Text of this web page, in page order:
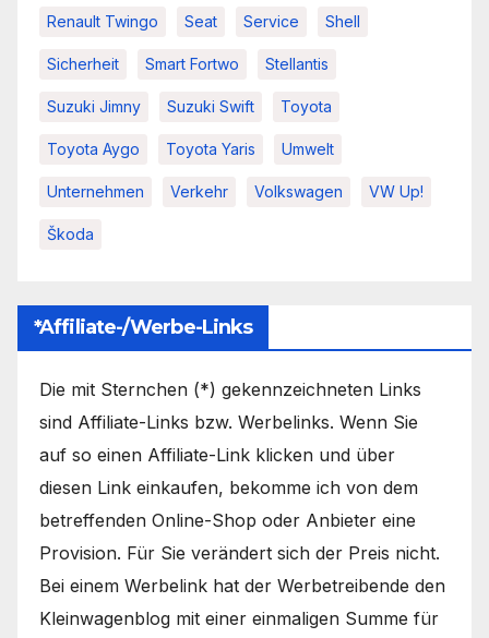
Renault Twingo Seat Service Shell
Sicherheit Smart Fortwo Stellantis
Suzuki Jimny Suzuki Swift Toyota
Toyota Aygo Toyota Yaris Umwelt
Unternehmen Verkehr Volkswagen VW Up!
Škoda
*Affiliate-/Werbe-Links
Die mit Sternchen (*) gekennzeichneten Links
sind Affiliate-Links bzw. Werbelinks. Wenn Sie
auf so einen Affiliate-Link klicken und über
diesen Link einkaufen, bekomme ich von dem
betreffenden Online-Shop oder Anbieter eine
Provision. Für Sie verändert sich der Preis nicht.
Bei einem Werbelink hat der Werbetreibende den
Kleinwagenblog mit einer einmaligen Summe für